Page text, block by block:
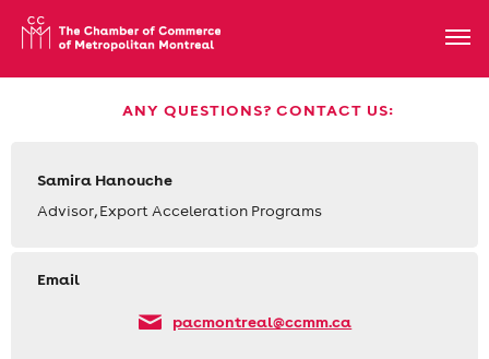
ANY QUESTIONS? CONTACT US:
Samira Hanouche
Advisor, Export Acceleration Programs
Email
pacmontreal@ccmm.ca